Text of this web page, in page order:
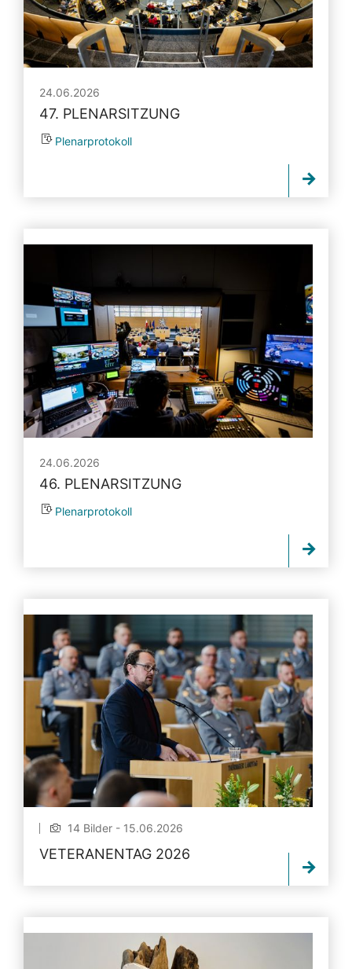
24.06.2026
47. PLENARSITZUNG
Plenarprotokoll
24.06.2026
46. PLENARSITZUNG
Plenarprotokoll
14 Bilder - 15.06.2026
VETERANENTAG 2026